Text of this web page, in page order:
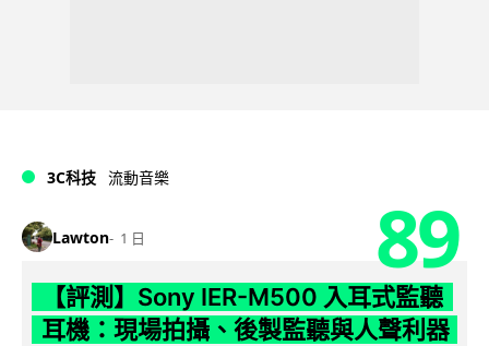
3C科技 流動音樂
Lawton 1 日 89
【評測】Sony IER-M500 入耳式監聽
耳機：現場拍攝、後製監聽與人聲利器